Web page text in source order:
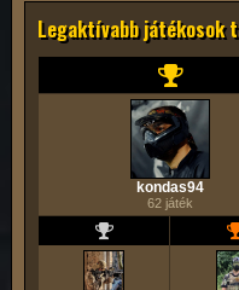
Legaktívabb játékosok
kondas94
62 játék